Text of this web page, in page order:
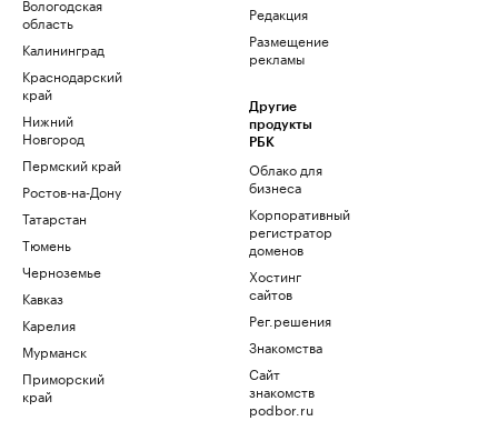
область
Калининград
Краснодарский
край
Нижний
Новгород
Пермский край
Ростов-на-Дону
Татарстан
Тюмень
Черноземье
Кавказ
Карелия
Мурманск
Приморский
край
Редакция
Размещение
рекламы
Другие
продукты
РБК
Облако для
бизнеса
Корпоративный
регистратор
доменов
Хостинг
сайтов
Рег.решения
Знакомства
Сайт
знакомств
podbor.ru